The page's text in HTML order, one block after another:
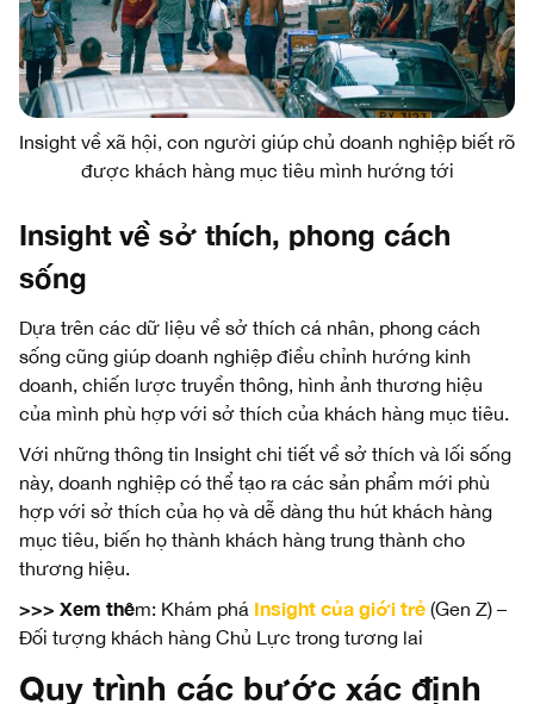
Insight về xã hội, con người giúp chủ doanh nghiệp biết rõ
được khách hàng mục tiêu mình hướng tới
Insight về sở thích, phong cách
sống
Dựa trên các dữ liệu về sở thích cá nhân, phong cách
sống cũng giúp doanh nghiệp điều chỉnh hướng kinh
doanh, chiến lược truyền thông, hình ảnh thương hiệu
của mình phù hợp với sở thích của khách hàng mục tiêu.
Với những thông tin Insight chi tiết về sở thích và lối sống
này, doanh nghiệp có thể tạo ra các sản phẩm mới phù
hợp với sở thích của họ và dễ dàng thu hút khách hàng
mục tiêu, biến họ thành khách hàng trung thành cho
thương hiệu.
>>> Xem thêm: Khám phá Insight của giới trẻ (Gen Z) –
Đối tượng khách hàng Chủ Lực trong tương lai
Quy trình các bước xác định